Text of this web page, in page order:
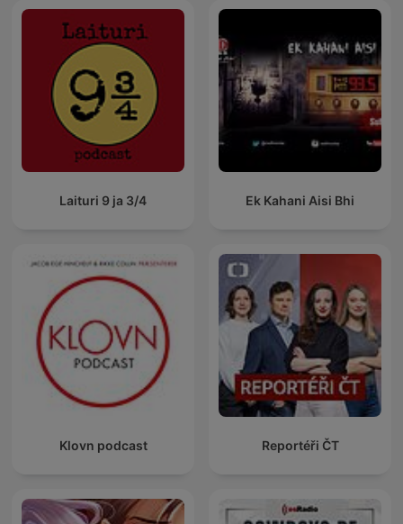
Laituri 9 ja 3/4 Ek Kahani Aisi Bhi
Klovn podcast Reportéři ČT